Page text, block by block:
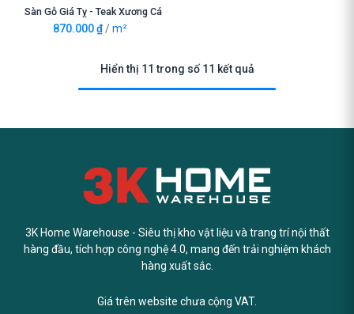
Sàn Gỗ Giá Tỵ - Teak Xương Cá
870.000₫ /m²
Hiển thị 11 trong số 11 kết quả
3K Home Warehouse - Siêu thị kho vật liệu và trang trí nội thất
hàng đầu, tích hợp công nghệ 4.0, mang đến trải nghiệm khách
hàng xuất sắc.
Giá trên website chưa cộng VAT.